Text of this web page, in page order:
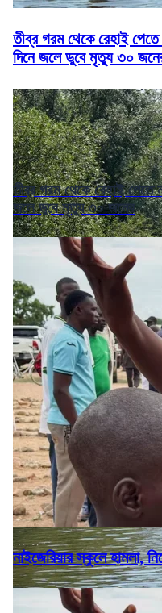
তীব্র গরম থেকে রেহাই পেতে
দিনে জলে ডুবে মৃত্যু ৩০
তীব্র গরম থেকে রেহাই পেতে
জলে ডুবে মৃত্যু ৩০ জনের
নাইজেরিয়ার স্কুলে হামলা,